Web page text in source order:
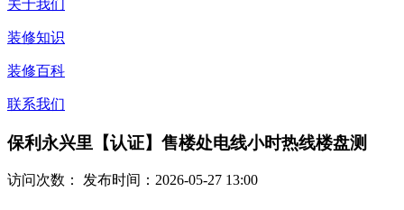
关于我们
装修知识
装修百科
联系我们
保利永兴里【认证】售楼处电线小时热线楼盘测
访问次数： 发布时间：2026-05-27 13:00